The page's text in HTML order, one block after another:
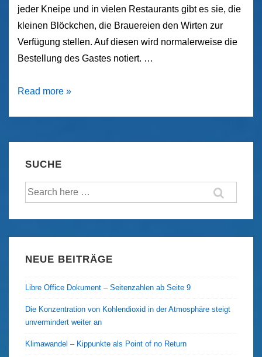
jeder Kneipe und in vielen Restaurants gibt es sie, die
kleinen Blöckchen, die Brauereien den Wirten zur
Verfügung stellen. Auf diesen wird normalerweise die
Bestellung des Gastes notiert. …
Die
des
Read more »
SUCHE
Suche
NEUE BEITRÄGE
Libre Office Dokument – Seitenzahlen ab Seite 9
Die Konzentration von Kohlendioxid in der Atmosphäre steigt
unvermindert weiter an
Klimawandel – Kippunkte als Point of no Return